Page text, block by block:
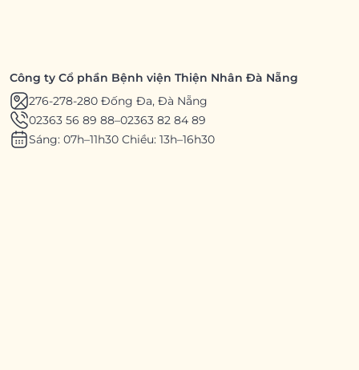
Công ty Cổ phần Bệnh viện Thiện Nhân Đà Nẵng
276-278-280 Đống Đa, Đà Nẵng
02363 56 89 88–02363 82 84 89
Sáng: 07h–11h30 Chiều: 13h–16h30